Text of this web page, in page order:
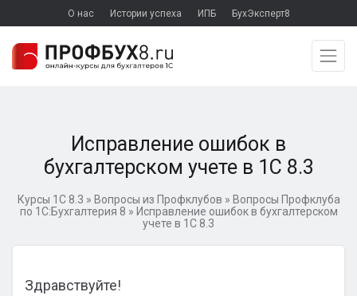
О нас Истории успеха ИПБ БухЭксперт8
Исправление ошибок в
бухгалтерском учете в 1С 8.3
Курсы 1С 8.3 » Вопросы из Профклубов » Вопросы Профклуба
по 1С:Бухгалтерия 8 » Исправление ошибок в бухгалтерском
учете в 1С 8.3
Здравствуйте!